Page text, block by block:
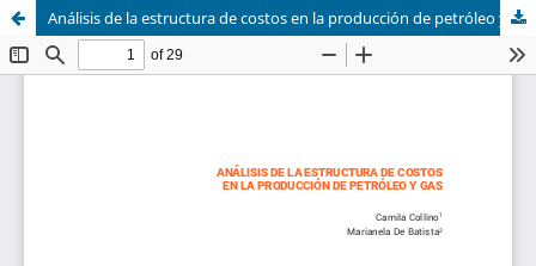
Análisis de la estructura de costos en la producción de petróleo y gas